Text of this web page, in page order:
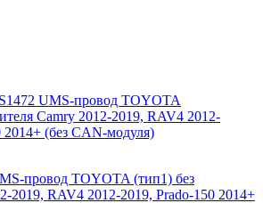
провод TOYOTA (тип1) без
2019, RAV4 2012-2019, Prado-150 2014+